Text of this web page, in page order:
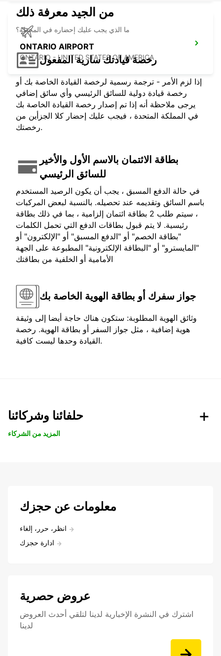
ONTARIO AIRPORT
ONTARIO - UNITED STATES OF AMERICA
من الجيد معرفة ذلك
ما الذي يجب عليك إحضاره في المحطة؟
رخصة قيادتك سارية المفعول
إذا لزم الأمر - ترجمة رسمية لرخصة القيادة الخاصة بك أو
رخصة قيادة دولية للسائق الرئيسي وأي سائق إضافي
يرجى ملاحظة أنه إذا تم إصدار رخصة القيادة الخاصة بك
في المملكة المتحدة ، فيجب عليك إحضار كلا الجزأين من
رخصتك.
بطاقة الائتمان بالاسم الأول والأخير
للسائق الرئيسي
في حالة الدفع المسبق ، يجب أن يكون الرصيد المستخدم
باسم السائق وتقديمه عند تحصيله. بالنسبة لبعض المركبات
، سيتم طلب 2 بطاقة ائتمان إلزامية ، بما في ذلك بطاقة
رئيسية. لا يتم قبول بطاقات الدفع التي تحمل الكلمات
"بطاقة الخصم" أو "الدفع المسبق" أو "الإلكترون" أو
"المايسترو" أو "البطاقة الإلكترونية" المطبوعة على الجهة
الأمامية أو الخلفية من بطاقتك
جواز سفرك أو بطاقة الهوية الخاصة بك
وثائق الهوية المطلوبة: ستكون هناك حاجة أيضا إلى وثيقة
هوية إضافية ، مثل جواز السفر أو بطاقة الهوية. رخصة
القيادة وحدها ليست كافية.
حلفائنا وشركائنا
المزيد من الشركاء
معلومات عن حجزك
انظر، حرر، إلغاء
ادارة حجزك
عروض حصرية
اشترك في النشرة الإخبارية لدينا لتلقي أحدث العروض
لدينا